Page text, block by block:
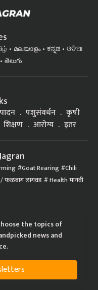
తెలుగు
शिक्षण आरोग्य इतर
Goat Rearing
फळबाग लागवड Health मानवी
news and